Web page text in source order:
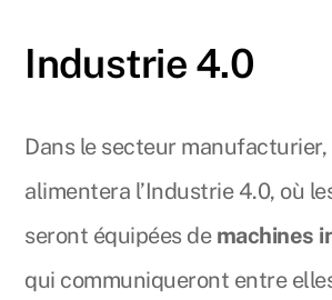
Industrie 4.0
Dans le secteur manufacturier,
alimentera l’Industrie 4.0, où
seront équipées de machines
qui communiqueront entre